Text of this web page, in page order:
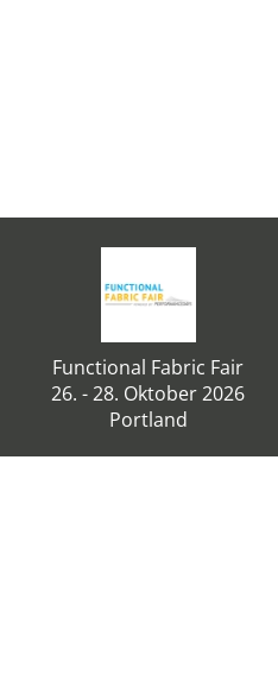
Functional Fabric Fair
26. - 28. Oktober 2026
Portland